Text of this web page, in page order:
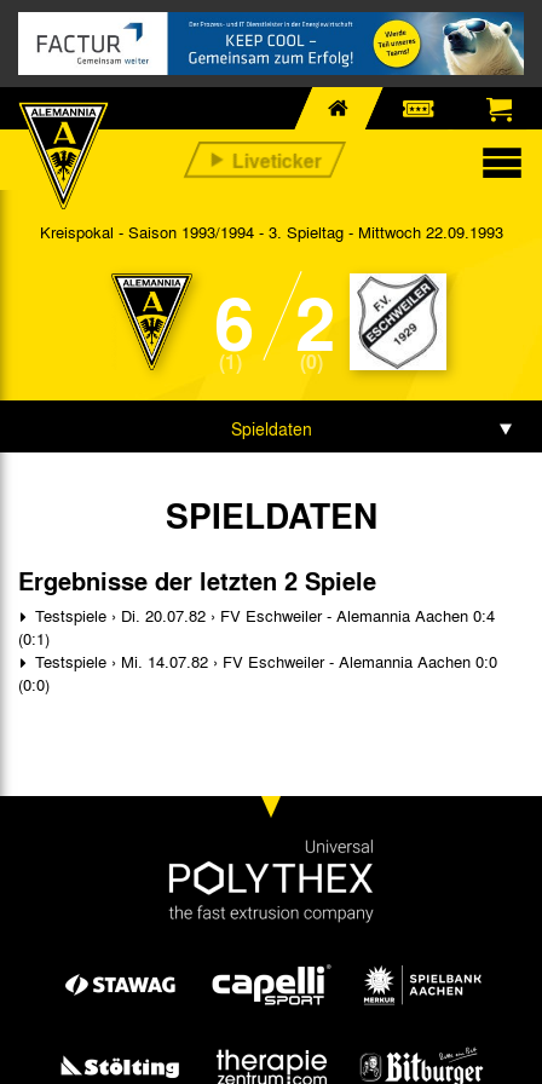
Kreispokal - Saison 1993/1994 - 3. Spieltag - Mittwoch 22.09.1993
6
(1) 2
(0)
Spieldaten
SPIELDATEN
Ergebnisse der letzten 2 Spiele
Testspiele › Di. 20.07.82 › FV Eschweiler - Alemannia Aachen 0:4
(0:1)
Testspiele › Mi. 14.07.82 › FV Eschweiler - Alemannia Aachen 0:0
(0:0)